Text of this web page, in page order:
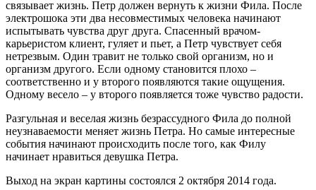
связывает жизнь. Петр должен вернуть к жизни Фила. После
электрошока эти два несовместимых человека начинают
испытывать чувства друг друга. Спасенный врачом-
карьеристом клиент, гуляет и пьет, а Петр чувствует себя
нетрезвым. Один травит не только свой организм, но и
организм другого. Если одному становится плохо –
соответственно и у второго появляются такие ощущения.
Одному весело – у второго появляется тоже чувство радости.
Разгульная и веселая жизнь безрассудного Фила до полной
неузнаваемости меняет жизнь Петра. Но самые интересные
события начинают происходить после того, как Филу
начинает нравиться девушка Петра.
Выход на экран картины состоялся 2 октября 2014 года.